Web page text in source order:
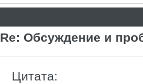
Re: Обсуждение и
Цитата: